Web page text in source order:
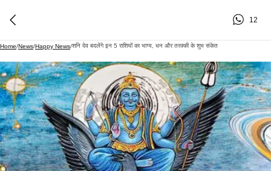
12
Home/News/Happy News/शनि देव बदलेंगे इन 5 राशियों का भाग्य, धन और तरक्की के शुभ संकेत